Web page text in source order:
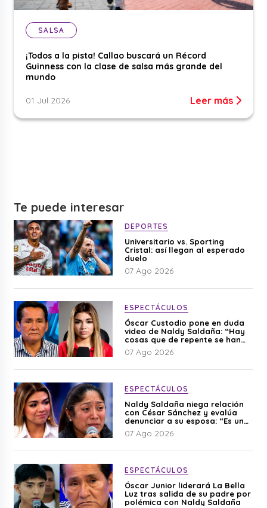
SALSA
¡Todos a la pista! Callao buscará un Récord
Guinness con la clase de salsa más grande del
mundo
01 Jul 2026 Leer más
Te puede interesar
DEPORTES
Universitario vs. Sporting
Cristal: así llegan al esperado
duelo
07 Ago 2026
ESPECTÁCULOS
Óscar Custodio pone en duda
video de Naldy Saldaña: “Hay
cosas que de repente se han
editado”
07 Ago 2026
ESPECTÁCULOS
Naldy Saldaña niega relación
con César Sánchez y evalúa
denunciar a su esposa: “Es una
difamación”
07 Ago 2026
ESPECTÁCULOS
Óscar Junior liderará La Bella
Luz tras salida de su padre por
polémica con Naldy Saldaña